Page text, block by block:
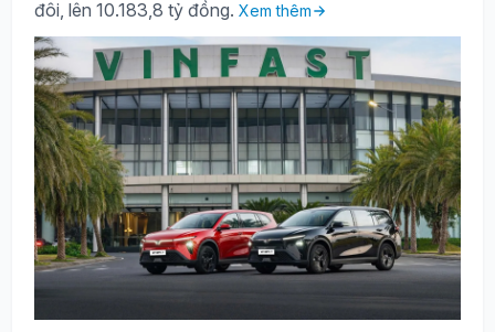
đôi, lên 10.183,8 tỷ đồng. Xem thêm